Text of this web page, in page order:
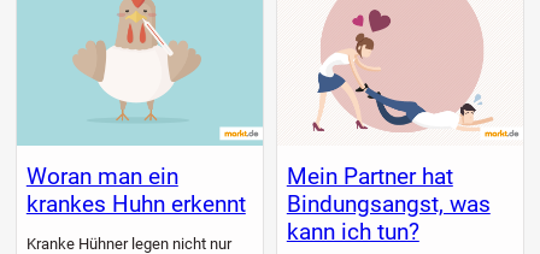
Woran man ein
krankes Huhn erkennt
Kranke Hühner legen nicht nur
Mein Partner hat
Bindungsangst, was
kann ich tun?